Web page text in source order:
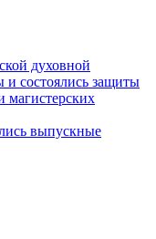
духовной
состоялись защиты
выпускные